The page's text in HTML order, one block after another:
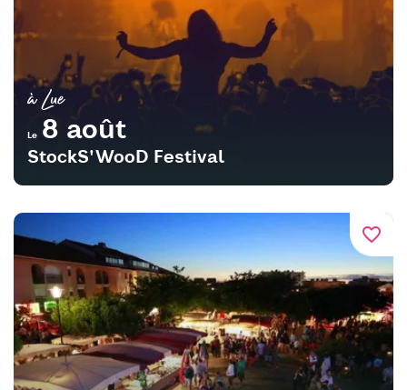
à Lue
Le8 août
StockS'WooD Festival
favorite_border